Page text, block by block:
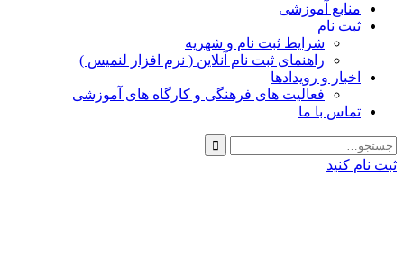
منابع آموزشی
ثبت نام
شرایط ثبت نام و شهریه
راهنمای ثبت نام آنلاین ( نرم افزار لنمیس )
اخبار و رویدادها
فعالیت های فرهنگی و کارگاه های آموزشی
تماس با ما
ثبت نام کنید